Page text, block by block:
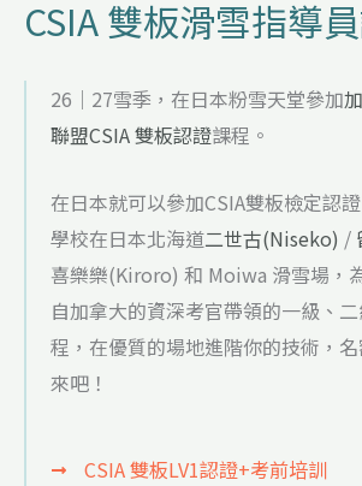
CSIA 雙板滑雪指導
26｜27雪季，在日本粉雪天堂參加
聯盟CSIA 雙板認證課程。
在日本就可以參加CSIA雙板檢定認
學校在日本北海道二世古(Niseko) /
喜樂樂(Kiroro) 和 Moiwa 滑雪場，
自加拿大的資深考官帶領的一級、
程，在優質的場地進階你的技術，
來吧！
CSIA 雙板LV1認證+考前培訓